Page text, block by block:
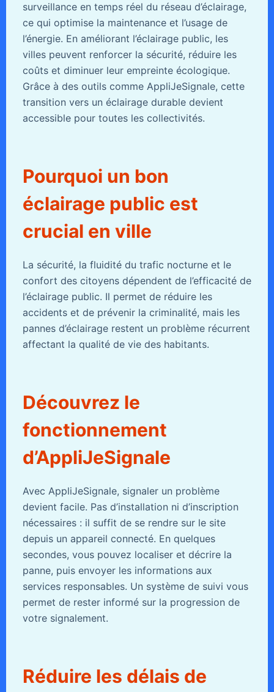
surveillance en temps réel du réseau d’éclairage,
ce qui optimise la maintenance et l’usage de
l’énergie. En améliorant l’éclairage public, les
villes peuvent renforcer la sécurité, réduire les
coûts et diminuer leur empreinte écologique.
Grâce à des outils comme AppliJeSignale, cette
transition vers un éclairage durable devient
accessible pour toutes les collectivités.
Pourquoi un bon
éclairage public est
crucial en ville
La sécurité, la fluidité du trafic nocturne et le
confort des citoyens dépendent de l’efficacité de
l’éclairage public. Il permet de réduire les
accidents et de prévenir la criminalité, mais les
pannes d’éclairage restent un problème récurrent
affectant la qualité de vie des habitants.
Découvrez le
fonctionnement
d’AppliJeSignale
Avec AppliJeSignale, signaler un problème
devient facile. Pas d’installation ni d’inscription
nécessaires : il suffit de se rendre sur le site
depuis un appareil connecté. En quelques
secondes, vous pouvez localiser et décrire la
panne, puis envoyer les informations aux
services responsables. Un système de suivi vous
permet de rester informé sur la progression de
votre signalement.
Réduire les délais de